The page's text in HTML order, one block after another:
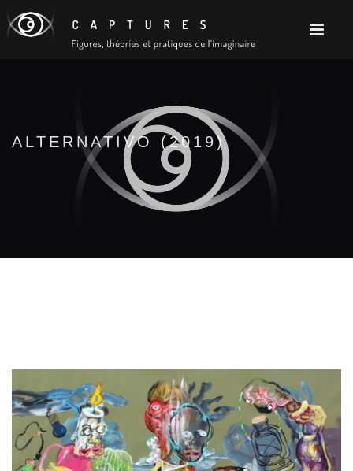
ALTERNATIVO (2019)